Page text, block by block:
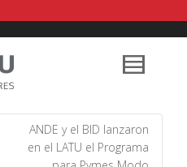
looking for new
that cost
me all the
our legacy.
ANDE y el BID lanzaron
en el LATU el Programa